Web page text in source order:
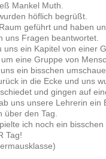
Mankel Muth.
höflich begrüßt.
geführt und haben
uns Fragen beantwortet.
ein Kapitel von einer
eine Gruppe von
ein bisschen
in die Ecke und uns
und gingen auf
uns unsere Lehrerin ein
über den Tag.
ich noch ein bisschen
Tag!